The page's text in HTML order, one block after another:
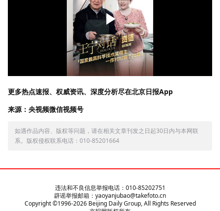
更多热点速报、权威资讯、深度分析尽在北京日报App
来源：央视频微信视频号
如遇作品内容、版权等问题，请在相关文章刊发之日起30日内与本网联
系。版权侵权联系电话：010-85201664
违法和不良信息举报电话：010-85202751
辟谣举报邮箱：yaoyanjubao@takefoto.cn
Copyright ©1996-2026Beijing Daily Group, All Rights Reserved